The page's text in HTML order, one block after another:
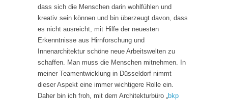
dass sich die Menschen darin wohlfühlen und
kreativ sein können und bin überzeugt davon, dass
es nicht ausreicht, mit Hilfe der neuesten
Erkenntnisse aus Hirnforschung und
Innenarchitektur schöne neue Arbeitswelten zu
schaffen. Man muss die Menschen mitnehmen. In
meiner Teamentwicklung in Düsseldorf nimmt
dieser Aspekt eine immer wichtigere Rolle ein.
Daher bin ich froh, mit dem Architekturbüro „bkp